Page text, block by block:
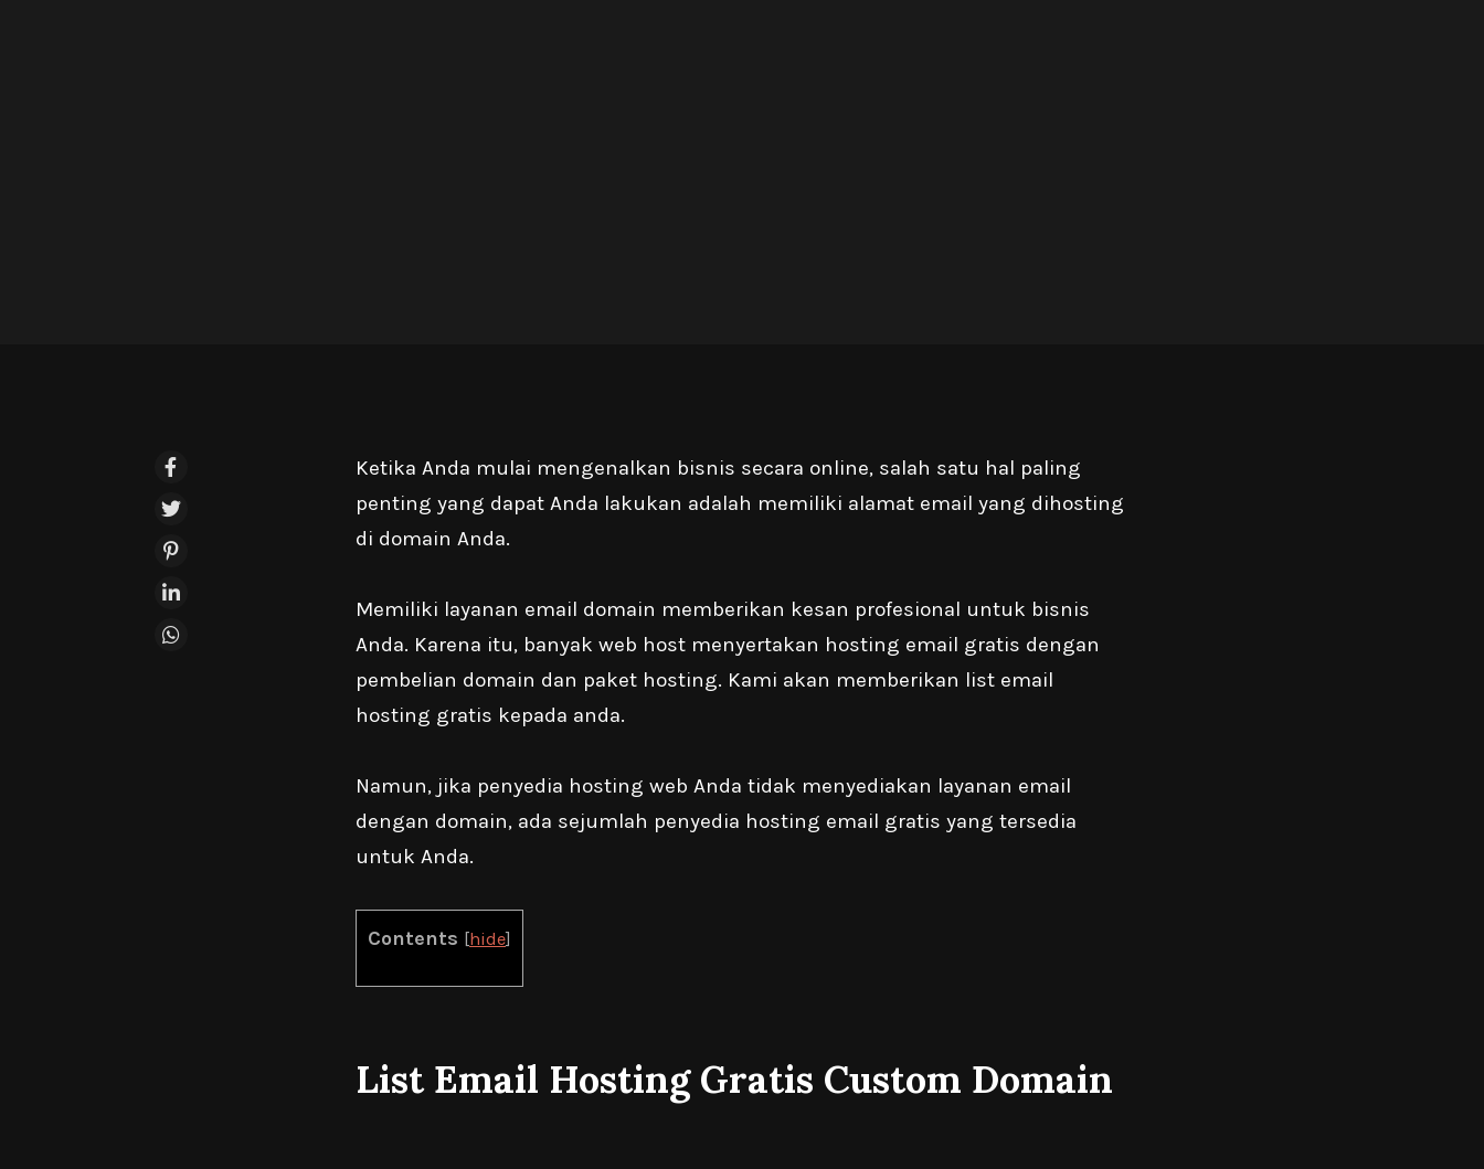
Ketika Anda mulai mengenalkan bisnis secara online, salah satu hal paling
penting yang dapat Anda lakukan adalah memiliki alamat email yang dihosting
di domain Anda.
Memiliki layanan email domain memberikan kesan profesional untuk bisnis
Anda. Karena itu, banyak web host menyertakan hosting email gratis dengan
pembelian domain dan paket hosting. Kami akan memberikan list email
hosting gratis kepada anda.
Namun, jika penyedia hosting web Anda tidak menyediakan layanan email
dengan domain, ada sejumlah penyedia hosting email gratis yang tersedia
untuk Anda.
Contents [hide]
List Email Hosting Gratis Custom Domain